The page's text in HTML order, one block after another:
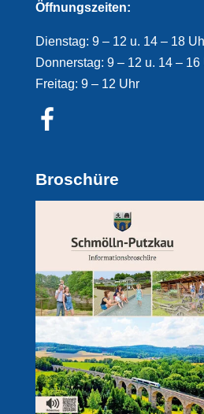
Öffnungszeiten:
Dienstag: 9 – 12 u. 14 – 18
Donnerstag: 9 – 12 u. 14 – 16
Freitag: 9 – 12 Uhr
Broschüre